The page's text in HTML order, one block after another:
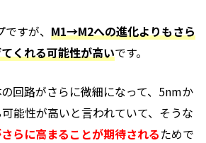
すが、 M1→M2への進化よりもさら
くれる可能性が高いです。
回路がさらに微細になって、5nmか
能性が高いと言われていて、そうな
らに高まることが期待されるためで